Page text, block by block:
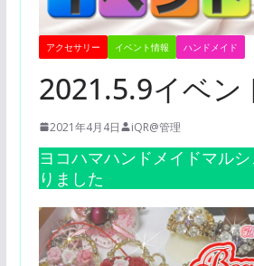
アクセサリー イベント情報 ハンドメイド
2021.5.9イベン
2021年4月4日 iQR@管理
ヨコハマハンドメイドマル
りました